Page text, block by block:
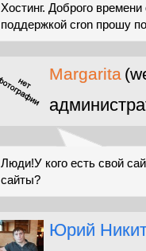
Хостинг. Доброго
поддержкой cron прошу
Margarita
Люди!У кого есть свой
сайты?
Юрий